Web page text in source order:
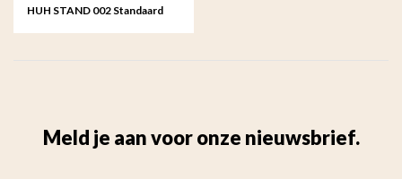
HUH STAND 002 Standaard
Meld je aan voor onze nieuwsbrief.